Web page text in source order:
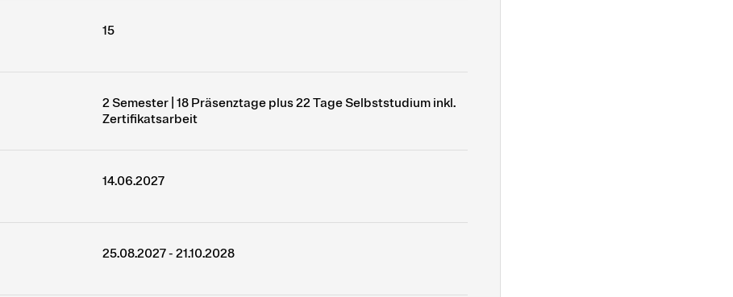
15
2 Semester | 18 Präsenztage plus 22 Tage Selbststudium inkl.
Zertifikatsarbeit
14.06.2027
25.08.2027 - 21.10.2028